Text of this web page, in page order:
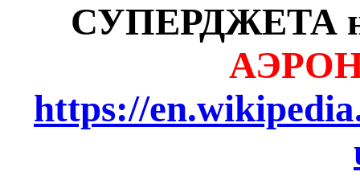
СУПЕРДЖЕТА
https://